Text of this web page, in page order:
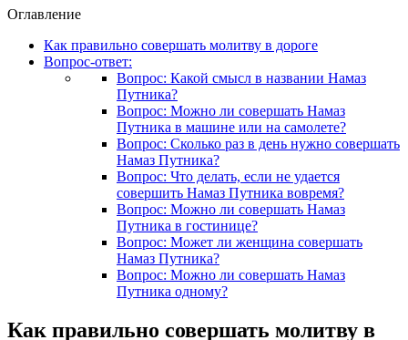
Оглавление
Как правильно совершать молитву в дороге
Вопрос-ответ:
Вопрос: Какой смысл в названии Намаз
Путника?
Вопрос: Можно ли совершать Намаз
Путника в машине или на самолете?
Вопрос: Сколько раз в день нужно совершать
Намаз Путника?
Вопрос: Что делать, если не удается
совершить Намаз Путника вовремя?
Вопрос: Можно ли совершать Намаз
Путника в гостинице?
Вопрос: Может ли женщина совершать
Намаз Путника?
Вопрос: Можно ли совершать Намаз
Путника одному?
Как правильно совершать молитву в